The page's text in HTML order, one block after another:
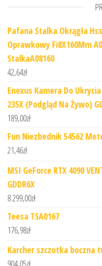
Pafana Stalka Okrągła
Oprawkowy Fi8X160Mm
StalkaA08160
42,64zł
Enexus Kamera Do
235X (Podgląd Na Żywo)
189,00zł
Fun Niezbednik 54562
21,46zł
MSI GeForce RTX 4090
GDDR6X
8 299,00zł
Teesa TSA0167
176,98zł
Karcher szczotka boczna
904,05zł